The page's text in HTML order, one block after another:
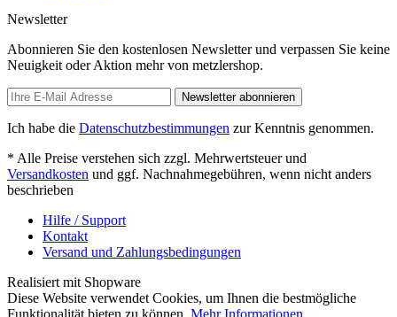
Newsletter
Abonnieren Sie den kostenlosen Newsletter und verpassen Sie keine
Neuigkeit oder Aktion mehr von metzlershop.
Newsletter abonnieren
Ich habe die Datenschutzbestimmungen zur Kenntnis genommen.
* Alle Preise verstehen sich zzgl. Mehrwertsteuer und
Versandkosten und ggf. Nachnahmegebühren, wenn nicht anders
beschrieben
Hilfe / Support
Kontakt
Versand und Zahlungsbedingungen
Realisiert mit Shopware
Diese Website verwendet Cookies, um Ihnen die bestmögliche
Funktionalität bieten zu können. Mehr Informationen